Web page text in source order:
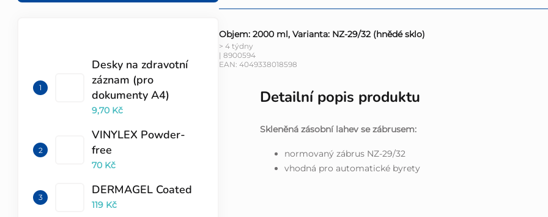
Desky na zdravotní
záznam (pro
dokumenty A4)
9,70 Kč
VINYLEX Powder-
free
70 Kč
DERMAGEL Coated
119 Kč
Objem: 2000 ml, Varianta: NZ-29/32 (hnědé sklo)
> 4 týdny
| 8900594
EAN: 4049338018598
Detailní popis produktu
Skleněná zásobní lahev se zábrusem:
normovaný zábrus NZ-29/32
vhodná pro automatické byrety